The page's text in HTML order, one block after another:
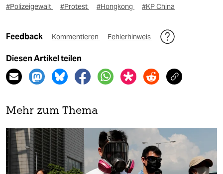
#Polizeigewalt #Protest #Hongkong #KP China
Feedback Kommentieren Fehlerhinweis
Diesen Artikel teilen
Mehr zum Thema